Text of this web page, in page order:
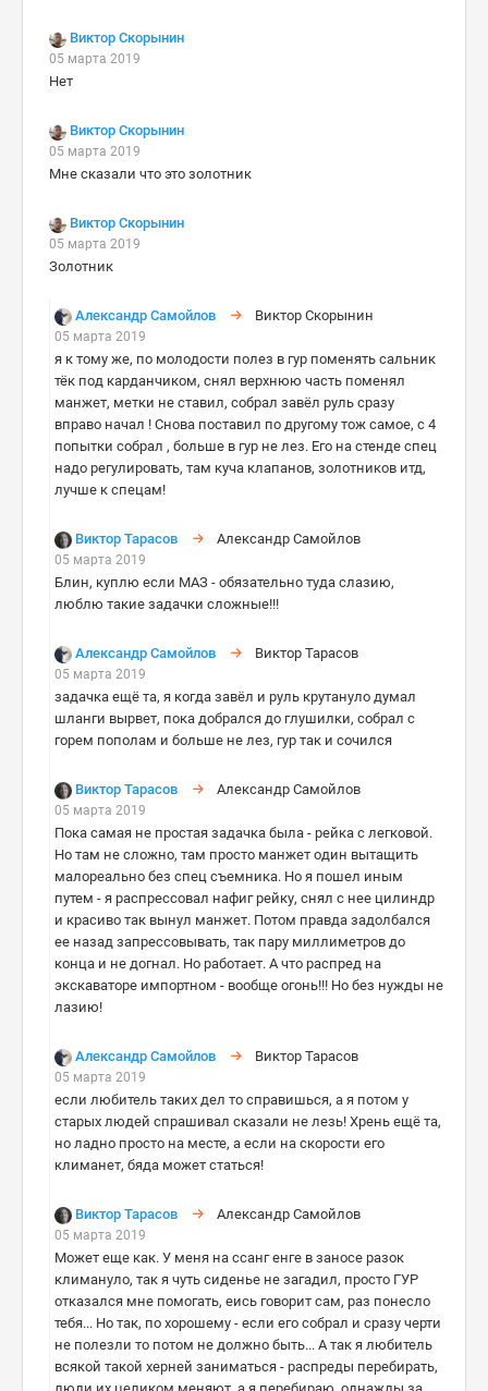
Виктор Скорынин
05 марта 2019
Нет
Виктор Скорынин
05 марта 2019
Мне сказали что это золотник
Виктор Скорынин
05 марта 2019
Золотник
Александр Самойлов Виктор Скорынин
05 марта 2019
я к тому же, по молодости полез в гур поменять сальник
тёк под карданчиком, снял верхнюю часть поменял
манжет, метки не ставил, собрал завёл руль сразу
вправо начал ! Снова поставил по другому тож самое, с 4
попытки собрал , больше в гур не лез. Его на стенде спец
надо регулировать, там куча клапанов, золотников итд,
лучше к спецам!
Виктор Тарасов Александр Самойлов
05 марта 2019
Блин, куплю если МАЗ - обязательно туда слазию,
люблю такие задачки сложные!!!
Александр Самойлов Виктор Тарасов
05 марта 2019
задачка ещё та, я когда завёл и руль крутануло думал
шланги вырвет, пока добрался до глушилки, собрал с
горем пополам и больше не лез, гур так и сочился
Виктор Тарасов Александр Самойлов
05 марта 2019
Пока самая не простая задачка была - рейка с легковой.
Но там не сложно, там просто манжет один вытащить
малореально без спец съемника. Но я пошел иным
путем - я распрессовал нафиг рейку, снял с нее цилиндр
и красиво так вынул манжет. Потом правда задолбался
ее назад запрессовывать, так пару миллиметров до
конца и не догнал. Но работает. А что распред на
экскаваторе импортном - вообще огонь!!! Но без нужды не
лазию!
Александр Самойлов Виктор Тарасов
05 марта 2019
если любитель таких дел то справишься, а я потом у
старых людей спрашивал сказали не лезь! Хрень ещё та,
но ладно просто на месте, а если на скорости его
климанет, бяда может статься!
Виктор Тарасов Александр Самойлов
05 марта 2019
Может еще как. У меня на ссанг енге в заносе разок
климануло, так я чуть сиденье не загадил, просто ГУР
отказался мне помогать, еись говорит сам, раз понесло
тебя... Но так, по хорошему - если его собрал и сразу черти
не полезли то потом не должно быть... А так я любитель
всякой такой херней заниматься - распреды перебирать,